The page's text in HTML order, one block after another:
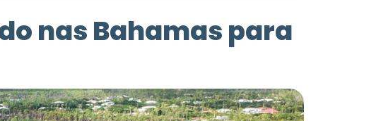
nas Bahamas para